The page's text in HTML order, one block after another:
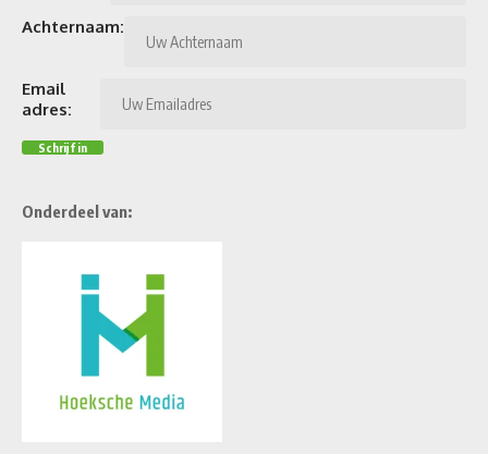
Achternaam:
Email
adres:
Onderdeel van: